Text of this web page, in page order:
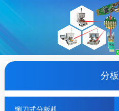
分
铡刀式分板机